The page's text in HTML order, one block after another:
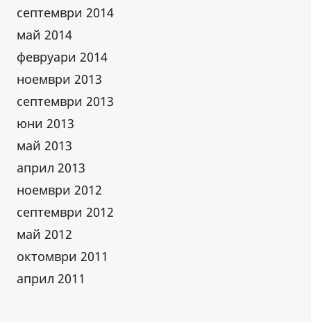
септември 2014
май 2014
февруари 2014
ноември 2013
септември 2013
юни 2013
май 2013
април 2013
ноември 2012
септември 2012
май 2012
октомври 2011
април 2011